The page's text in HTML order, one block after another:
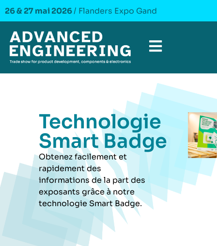
26 & 27 mai 2026/ Flanders Expo Gand
Technologie
Smart Badge
Obtenez facilement et
rapidement des
informations de la part des
exposants grâce à notre
technologie Smart Badge.